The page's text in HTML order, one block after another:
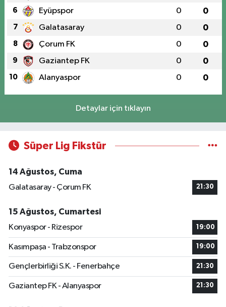
6 Eyüpspor 0 0
7 Galatasaray 0 0
8 Çorum FK 0 0
9 Gaziantep FK 0 0
10 Alanyaspor 0 0
Detaylar için tıklayın
Süper Lig Fikstür
14 Ağustos, Cuma
Galatasaray - Çorum FK
21:30
15 Ağustos, Cumartesi
Konyaspor - Rizespor
19:00
Kasımpaşa - Trabzonspor 19:00
Gençlerbirliği S.K. - Fenerbahçe 21:30
Gaziantep FK - Alanyaspor 21:30